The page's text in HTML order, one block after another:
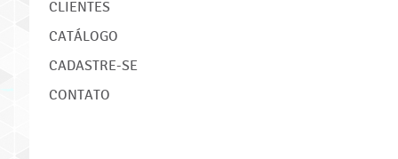
CLIENTES
CATÁLOGO
CADASTRE-SE
CONTATO